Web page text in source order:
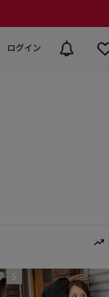
ログイン
5